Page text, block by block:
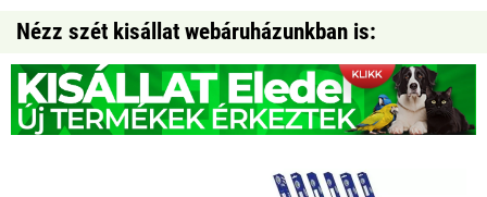
Nézz szét kisállat webáruházunkban is: